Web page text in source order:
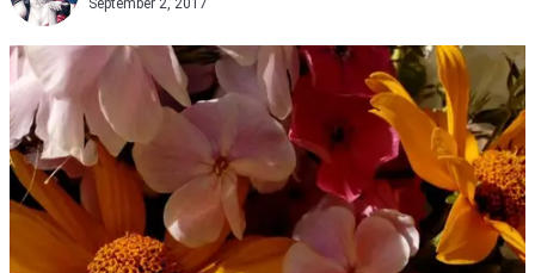
September 2, 2017